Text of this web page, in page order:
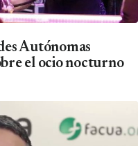
Autónomas
el ocio nocturno